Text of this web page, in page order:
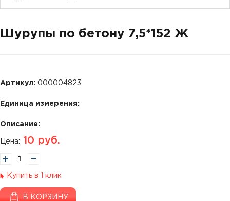
Шурупы по бетону 7,5*152 Ж
Артикул: 000004823
Единица измерения:
Описание:
Цена: 10 руб.
Купить в 1 клик
В КОРЗИНУ